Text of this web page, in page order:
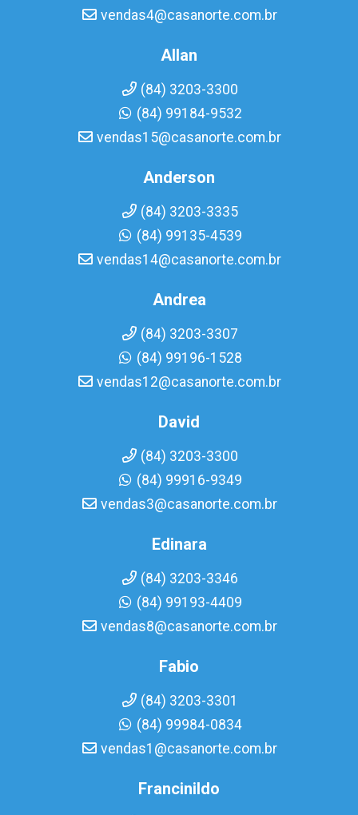
vendas4@casanorte.com.br
Allan
(84) 3203-3300
(84) 99184-9532
vendas15@casanorte.com.br
Anderson
(84) 3203-3335
(84) 99135-4539
vendas14@casanorte.com.br
Andrea
(84) 3203-3307
(84) 99196-1528
vendas12@casanorte.com.br
David
(84) 3203-3300
(84) 99916-9349
vendas3@casanorte.com.br
Edinara
(84) 3203-3346
(84) 99193-4409
vendas8@casanorte.com.br
Fabio
(84) 3203-3301
(84) 99984-0834
vendas1@casanorte.com.br
Francinildo